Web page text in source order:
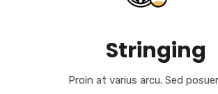
Stringing
Proin at varius arcu. Sed